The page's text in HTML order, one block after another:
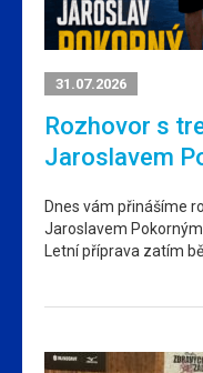
31.07.2026
Rozhovor s
Jaroslavem
Dnes vám přinášíme
Jaroslavem
Letní příprava zatím